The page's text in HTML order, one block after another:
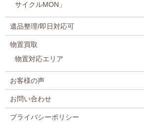
サイクルMON」
遺品整理/即日対応可
物置買取
物置対応エリア
お客様の声
お問い合わせ
プライバシーポリシー